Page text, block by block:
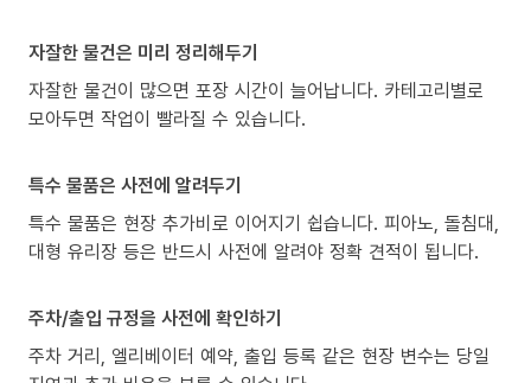
자잘한 물건은 미리 정리해두기
자잘한 물건이 많으면 포장 시간이 늘어납니다. 카테고리별로
모아두면 작업이 빨라질 수 있습니다.
특수 물품은 사전에 알려두기
특수 물품은 현장 추가비로 이어지기 쉽습니다. 피아노, 돌침대,
대형 유리장 등은 반드시 사전에 알려야 정확 견적이 됩니다.
주차/출입 규정을 사전에 확인하기
주차 거리, 엘리베이터 예약, 출입 등록 같은 현장 변수는 당일